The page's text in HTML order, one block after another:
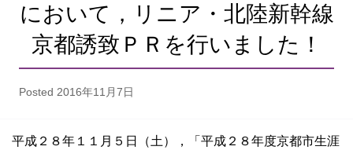
において，リニア・北陸新幹線
京都誘致ＰＲを行いました！
Posted 2016年11月7日
平成２８年１１月５日（土），「平成２８年度京都市生涯